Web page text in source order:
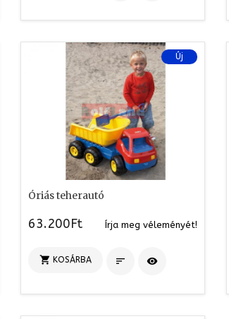
Új
Óriás teherautó
63.200Ft Írja meg véleményét!
 KOSÁRBA  